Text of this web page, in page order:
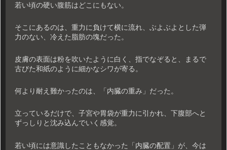
若い頃の硬い腹筋はどこにもない。
そこにあるのは、重力に負けて横に流れ、ぶよぶよとした弾
力のない、冷えた脂肪の塊だった。
皮膚の表面は粉を吹いたように白く、指でなぞると、まるで
古びた和紙のように細かなシワが寄る。
何より耐え難かったのは、「内臓の重み」だった。
立っているだけで、子宮や胃袋が重力に引かれ、下腹部へと
ずっしりと沈み込んでいく感覚。
若い頃には意識したこともなかった「内臓の配置」が、今は